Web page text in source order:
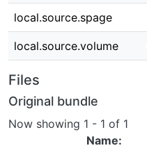
local.source.spage
local.source.volume
Files
Original bundle
Now showing 1 - 1 of 1
Name: